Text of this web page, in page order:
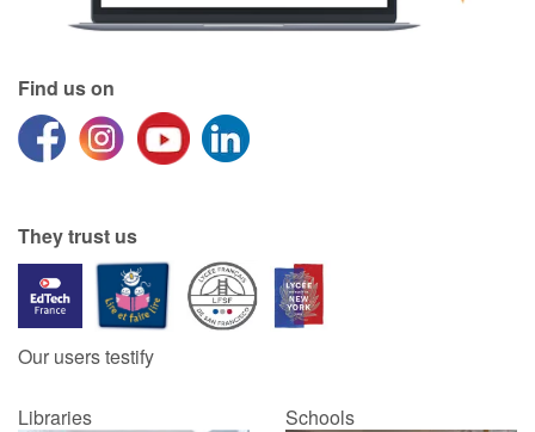
Find us on
They trust us
Our users testify
Libraries Schools